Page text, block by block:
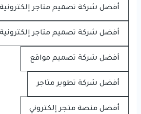
أفضل شركة تصميم متاجر إلكترونية
أفضل شركة تصميم متاجر
أفضل شركة تصميم مواقع
أفضل شركة تطوير متاجر
أفضل منصة متجر إلكتروني